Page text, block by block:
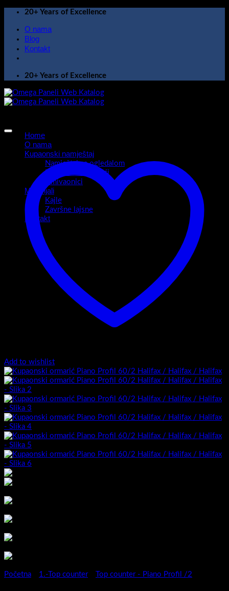
Skip
content
20+ Years of Excellence
O nama
Blog
Kontakt
20+ Years of Excellence
Home
O nama
Kupaonski namještaj
Namještaj sa ogledalom
Kupaonski ormarići
Umivaonici
Materijali
Kajle
Završne lajsne
Kontakt
Add to wishlist
Početna 1.-Top counter Top counter - Piano Profil /2